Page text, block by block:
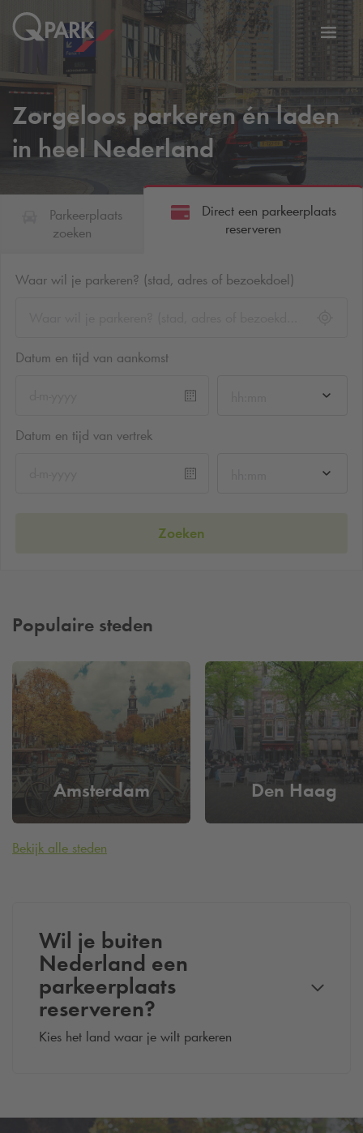
Zorgeloos parkeren én laden
in heel Nederland
Parkeerplaats
zoeken
Direct een parkeerplaats
reserveren
Waar wil je parkeren? (stad, adres of bezoekdoel)
Datum en tijd van aankomst
Datum en tijd van vertrek
Zoeken
Populaire steden
Amsterdam Den Haag
Bekijk alle steden
Wil je buiten
Nederland een
parkeerplaats
reserveren?
Kies het land waar je wilt parkeren